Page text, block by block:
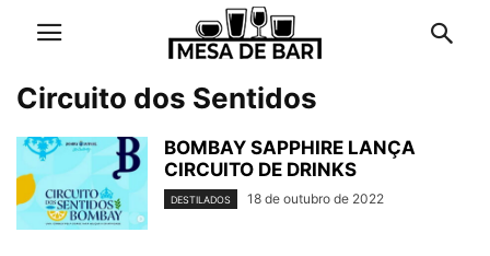
Circuito dos Sentidos
BOMBAY SAPPHIRE LANÇA
CIRCUITO DE DRINKS
DESTILADOS 18 de outubro de 2022